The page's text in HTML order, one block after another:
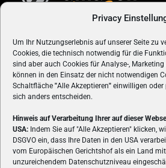
Privacy
Um Ihr Nutzungserlebnis auf unserer Seite zu
Cookies, die technisch notwendig für die
sind aber auch Cookies für Analyse-,
können in den Einsatz der nicht notwendigen
Schaltfläche "Alle Akzeptieren" einwilligen oder
sich anders entscheiden.
Hinweis auf Verarbeitung Ihrer auf dieser
USA: Indem Sie auf "Alle Akzeptieren" klicken,
DSGVO ein, dass Ihre Daten in den USA
vom Europäischen Gerichtshof als ein Land
unzureichendem Datenschutzniveau
ÜBER UNS
VON GAMERN, FÜR GAMER!